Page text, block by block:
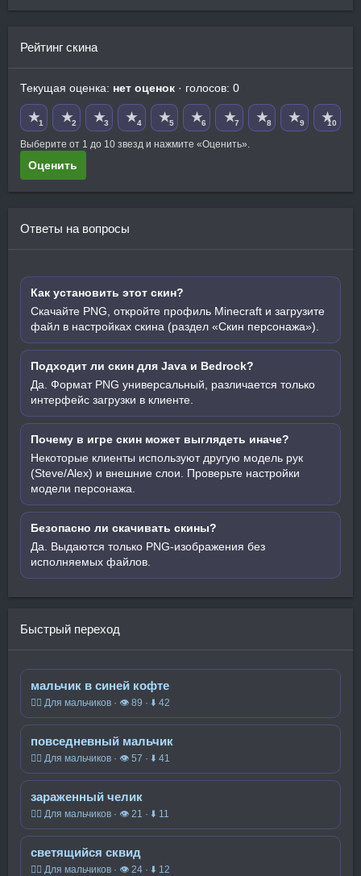
Рейтинг скина
Текущая оценка: нет оценок · голосов: 0
★1 ★2 ★3 ★4 ★5 ★6 ★7 ★8 ★9 ★10
Выберите от 1 до 10 звезд и нажмите «Оценить».
Оценить
Ответы на вопросы
Как установить этот скин?
Скачайте PNG, откройте профиль Minecraft и загрузите
файл в настройках скина (раздел «Скин персонажа»).
Подходит ли скин для Java и Bedrock?
Да. Формат PNG универсальный, различается только
интерфейс загрузки в клиенте.
Почему в игре скин может выглядеть иначе?
Некоторые клиенты используют другую модель рук
(Steve/Alex) и внешние слои. Проверьте настройки
модели персонажа.
Безопасно ли скачивать скины?
Да. Выдаются только PNG-изображения без
исполняемых файлов.
Быстрый переход
мальчик в синей кофте
🧍‍♂️ Для мальчиков · 👁 89 · ⬇ 42
повседневный мальчик
🧍‍♂️ Для мальчиков · 👁 57 · ⬇ 41
зараженный челик
🧍‍♂️ Для мальчиков · 👁 21 · ⬇ 11
светящийся сквид
🧍‍♂️ Для мальчиков · 👁 24 · ⬇ 12